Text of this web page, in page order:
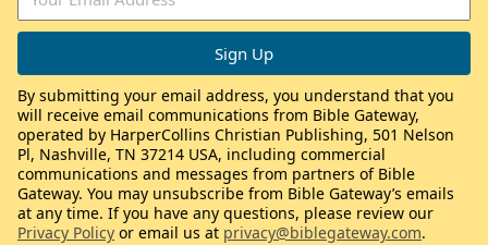
By submitting your email address, you understand that you
will receive email communications from Bible Gateway,
operated by HarperCollins Christian Publishing, 501 Nelson
Pl, Nashville, TN 37214 USA, including commercial
communications and messages from partners of Bible
Gateway. You may unsubscribe from Bible Gateway’s emails
at any time. If you have any questions, please review our
Privacy Policy or email us at privacy@biblegateway.com.